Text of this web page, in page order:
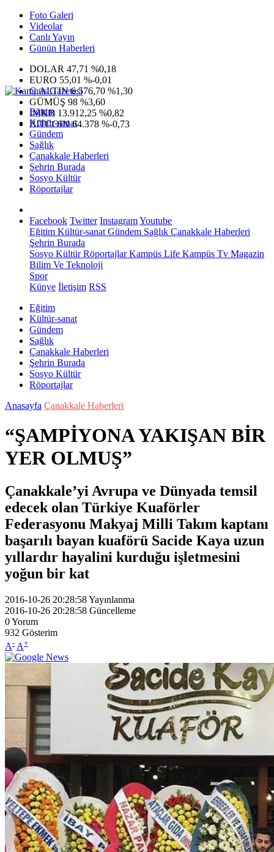
Foto Galeri
Videolar
Canlı Yayın
Günün Haberleri
DOLAR 47,71 %0,18
EURO 55,01 %-0,01
G.ALTIN6.576,70 %1,30
GÜMÜŞ 98 %3,60
IMKB 13.912,25 %0,82
BITCOIN64.378 %-0,73
Eğitim
Kültür-sanat
Gündem
Sağlık
Çanakkale Haberleri
Şehrin Burada
Sosyo Kültür
Röportajlar
Facebook Twitter InstagramYoutube
Eğitim Kültür-sanat Gündem Sağlık Çanakkale Haberleri
Şehrin Burada
Sosyo KültürRöportajlarKampüs Life Kampüs Tv Magazin
Bilim Ve Teknoloji
Spor
Künye İletişim RSS
Eğitim
Kültür-sanat
Gündem
Sağlık
Çanakkale Haberleri
Şehrin Burada
Sosyo Kültür
Röportajlar
Anasayfa Çanakkale Haberleri
“ŞAMPİYONA YAKIŞAN BİR
YER OLMUŞ”
Çanakkale’yi Avrupa ve Dünyada temsil
edecek olan Türkiye Kuaförler
Federasyonu Makyaj Milli Takım kaptanı
başarılı bayan kuaförü Sacide Kaya uzun
yıllardır hayalini kurduğu işletmesini
yoğun bir kat
2016-10-26 20:28:58Yayınlanma
2016-10-26 20:28:58 Güncelleme
0Yorum
932 Gösterim
A- A+